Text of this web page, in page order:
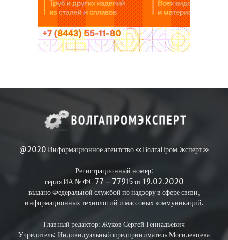
@2020 Информационное агентство «ВолгаПромЭксперт»
Регистрационный номер:
серия ИА № ФС 77 – 77915 от 19.02.2020
выдано Федеральной службой по надзору в сфере связи,
информационных технологий и массовых коммуникаций.
Главный редактор: Жуков Сергей Геннадьевич
Учредитель: Индивидуальный предприниматель Могилевцева